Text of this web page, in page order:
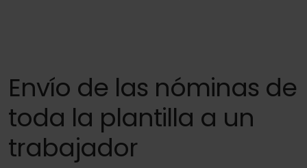
Envío de las nóminas de
toda la plantilla a un
trabajador